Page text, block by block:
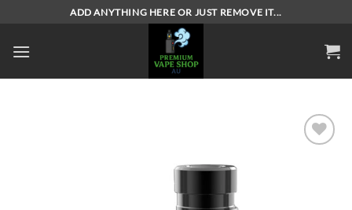
content
ADD ANYTHING HERE OR JUST REMOVE IT...